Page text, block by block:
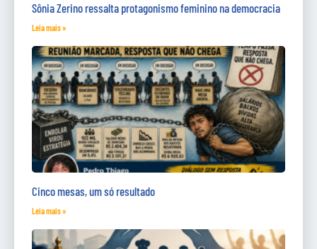
Sônia Zerino ressalta protagonismo feminino na democracia
Leia mais »
Cinco mesas, um só resultado
Leia mais »